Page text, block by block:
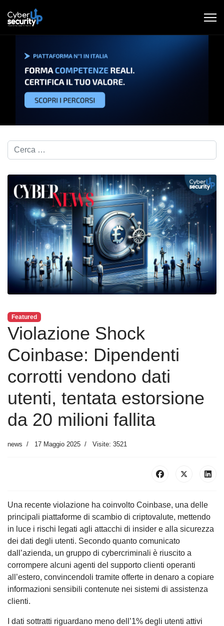
Cerca nel blog...
Featured
Violazione Shock
Coinbase: Dipendenti
corrotti vendono dati
utenti, tentata estorsione
da 20 milioni fallita
news 17 Maggio 2025 Visite: 3521
Una recente violazione ha coinvolto Coinbase, una delle
principali piattaforme di scambio di criptovalute, mettendo
in luce i rischi legati agli attacchi di insider e alla sicurezza
dei dati degli utenti. Secondo quanto comunicato
dall’azienda, un gruppo di cybercriminali è riuscito a
corrompere alcuni agenti del supporto clienti operanti
all’estero, convincendoli tramite offerte in denaro a copiare
informazioni sensibili contenute nei sistemi di assistenza
clienti.
I dati sottratti riguardano meno dell’1% degli utenti attivi